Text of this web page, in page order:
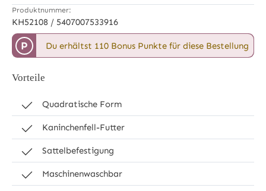
Produktnummer:
KH52108 / 5407007533916
P Du erhältst 110 Bonus Punkte für diese Bestellung
Vorteile
Quadratische Form
Kaninchenfell-Futter
Sattelbefestigung
Maschinenwaschbar